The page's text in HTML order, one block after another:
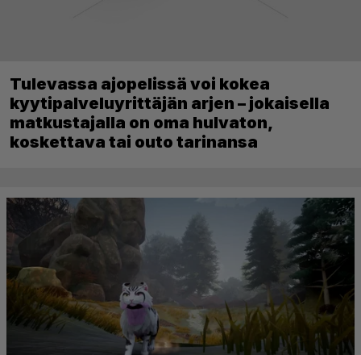
Tulevassa ajopelissä voi kokea
kyytipalveluyrittäjän arjen – jokaisella
matkustajalla on oma hulvaton,
koskettava tai outo tarinansa